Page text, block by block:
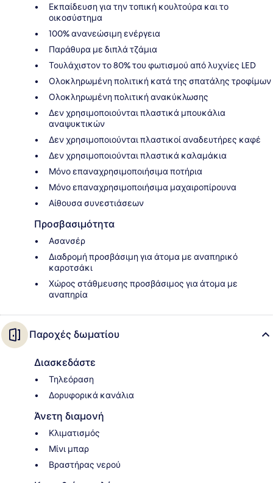
Εκπαίδευση για την τοπική κουλτούρα και το
οικοσύστημα
100% ανανεώσιμη ενέργεια
Παράθυρα με διπλά τζάμια
Τουλάχιστον το 80% του φωτισμού από λυχνίες LED
Ολοκληρωμένη πολιτική κατά της σπατάλης τροφίμων
Ολοκληρωμένη πολιτική ανακύκλωσης
Δεν χρησιμοποιούνται πλαστικά μπουκάλια
αναψυκτικών
Δεν χρησιμοποιούνται πλαστικοί αναδευτήρες καφέ
Δεν χρησιμοποιούνται πλαστικά καλαμάκια
Μόνο επαναχρησιμοποιήσιμα ποτήρια
Μόνο επαναχρησιμοποιήσιμα μαχαιροπίρουνα
Αίθουσα συνεστιάσεων
Προσβασιμότητα
Ασανσέρ
Διαδρομή προσβάσιμη για άτομα με αναπηρικό
καροτσάκι
Χώρος στάθμευσης προσβάσιμος για άτομα με
αναπηρία
Παροχές δωματίου
Διασκεδάστε
Τηλεόραση
Δορυφορικά κανάλια
Άνετη διαμονή
Κλιματισμός
Μίνι μπαρ
Βραστήρας νερού